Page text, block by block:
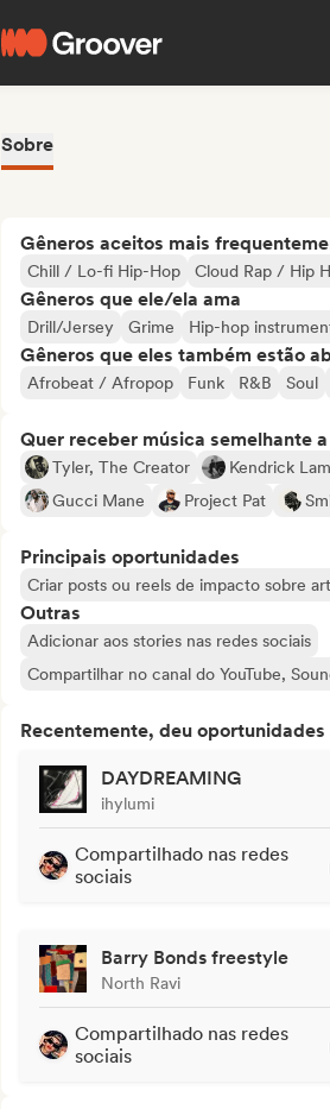
Sobre
Gêneros aceitos mais
Chill / Lo-fi Hip-Hop Cloud Rap / Hip
Gêneros que ele/ela ama
Drill/Jersey Grime Hip-hop
Gêneros que eles também estão
Afrobeat / Afropop Funk R&B Soul
Quer receber música semelhante
Tyler, The Creator Kendrick
Gucci Mane
Project Pat
Principais oportunidades
Criar posts ou reels de impacto sobre
Outras
Adicionar aos stories nas redes sociais
Compartilhar no canal do YouTube,
Recentemente, deu
DAYDREAMING
ihylumi
Compartilhado nas redes
sociais
Barry Bonds freestyle
North Ravi
Compartilhado nas redes
sociais